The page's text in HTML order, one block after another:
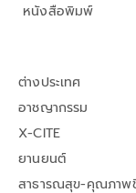
หนังสือพิมพ์
ต่างประเทศ
อาชญากรรม
X-CITE
ยานยนต์
สาธารณสุข-คุณภาพ